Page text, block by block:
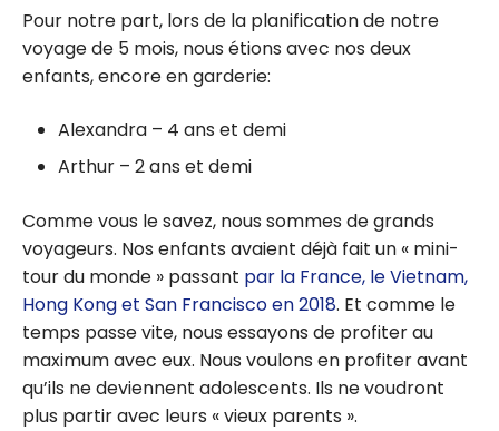
Pour notre part, lors de la planification de notre
voyage de 5 mois, nous étions avec nos deux
enfants, encore en garderie:
Alexandra – 4 ans et demi
Arthur – 2 ans et demi
Comme vous le savez, nous sommes de grands
voyageurs. Nos enfants avaient déjà fait un « mini-
tour du monde » passant par la France, le Vietnam,
Hong Kong et San Francisco en 2018. Et comme le
temps passe vite, nous essayons de profiter au
maximum avec eux. Nous voulons en profiter avant
qu’ils ne deviennent adolescents. Ils ne voudront
plus partir avec leurs « vieux parents ».